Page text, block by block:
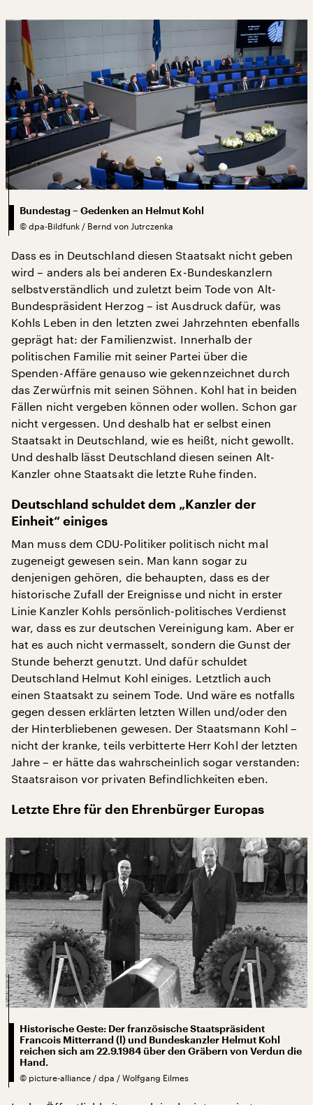
Bundestag – Gedenken an Helmut Kohl
© dpa-Bildfunk / Bernd von Jutrczenka
Dass es in Deutschland diesen Staatsakt nicht geben
wird – anders als bei anderen Ex-Bundeskanzlern
selbstverständlich und zuletzt beim Tode von Alt-
Bundespräsident Herzog – ist Ausdruck dafür, was
Kohls Leben in den letzten zwei Jahrzehnten ebenfalls
geprägt hat: der Familienzwist. Innerhalb der
politischen Familie mit seiner Partei über die
Spenden-Affäre genauso wie gekennzeichnet durch
das Zerwürfnis mit seinen Söhnen. Kohl hat in beiden
Fällen nicht vergeben können oder wollen. Schon gar
nicht vergessen. Und deshalb hat er selbst einen
Staatsakt in Deutschland, wie es heißt, nicht gewollt.
Und deshalb lässt Deutschland diesen seinen Alt-
Kanzler ohne Staatsakt die letzte Ruhe finden.
Deutschland schuldet dem „Kanzler der
Einheit“ einiges
Man muss dem CDU-Politiker politisch nicht mal
zugeneigt gewesen sein. Man kann sogar zu
denjenigen gehören, die behaupten, dass es der
historische Zufall der Ereignisse und nicht in erster
Linie Kanzler Kohls persönlich-politisches Verdienst
war, dass es zur deutschen Vereinigung kam. Aber er
hat es auch nicht vermasselt, sondern die Gunst der
Stunde beherzt genutzt. Und dafür schuldet
Deutschland Helmut Kohl einiges. Letztlich auch
einen Staatsakt zu seinem Tode. Und wäre es notfalls
gegen dessen erklärten letzten Willen und/oder den
der Hinterbliebenen gewesen. Der Staatsmann Kohl –
nicht der kranke, teils verbitterte Herr Kohl der letzten
Jahre – er hätte das wahrscheinlich sogar verstanden:
Staatsraison vor privaten Befindlichkeiten eben.
Letzte Ehre für den Ehrenbürger Europas
Historische Geste: Der französische Staatspräsident
Francois Mitterrand (l) und Bundeskanzler Helmut Kohl
reichen sich am 22.9.1984 über den Gräbern von Verdun die
Hand.
© picture-alliance / dpa / Wolfgang Eilmes